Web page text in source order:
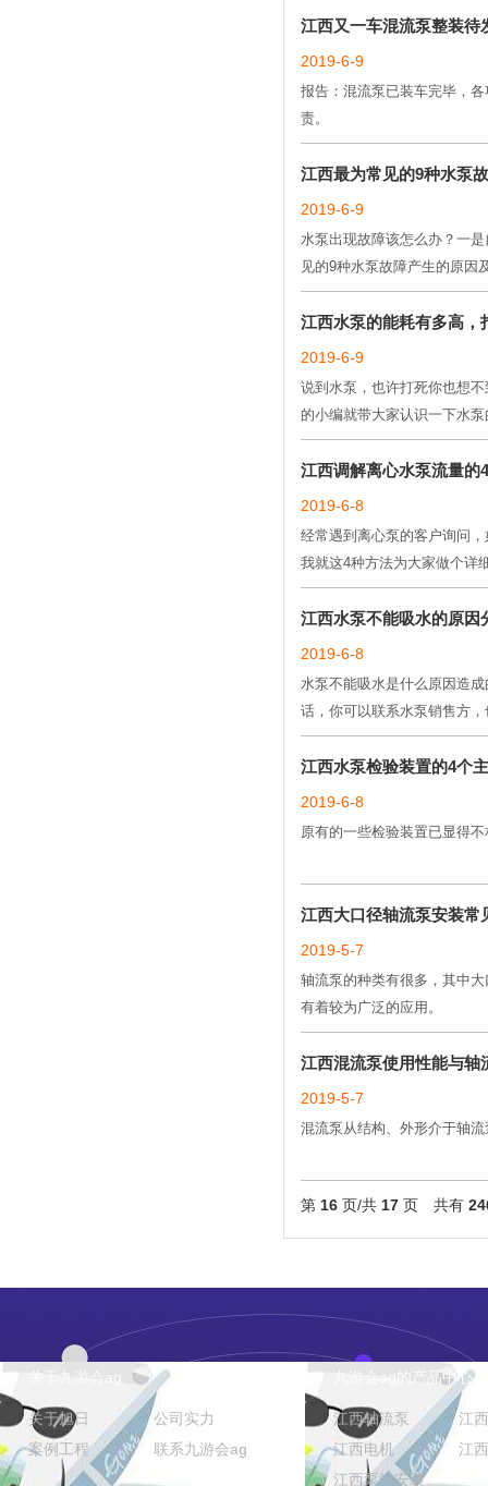
江西又一车混流泵整装待
2019-6-9
报告：混流泵已装车完毕，
责。
江西最为常见的9种水泵
2019-6-9
水泵出现故障该怎么办？一
见的9种水泵故障产生的原因
江西水泵的能耗有多高，
2019-6-9
说到水泵，也许打死你也想
的小编就带大家认识一下水
江西调解离心水泵流量的
2019-6-8
经常遇到离心泵的客户询问
我就这4种方法为大家做个详
江西水泵不能吸水的原因
2019-6-8
水泵不能吸水是什么原因造
话，你可以联系水泵销售方
江西水泵检验装置的4个
2019-6-8
原有的一些检验装置已显得
江西大口径轴流泵安装常
2019-5-7
轴流泵的种类有很多，其中
有着较为广泛的应用。
江西混流泵使用性能与轴
2019-5-7
混流泵从结构、外形介于轴
第 16 页/共 17 页 共有
关于九游会ag
关于旭日
公司实力
案例工程
联系九游会ag
九游会ag的产品中心
江西轴流泵
江
江西电机
江
江西泵站安装